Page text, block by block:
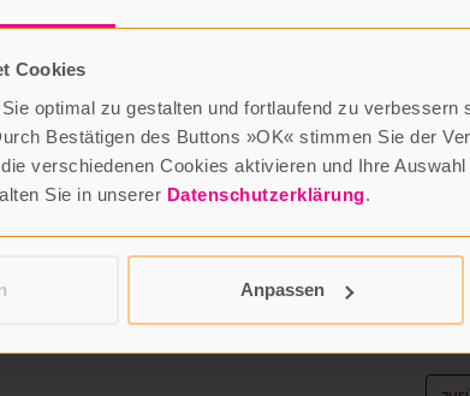
Cookies
optimal zu gestalten und fortlaufend zu verbessern
Bestätigen des Buttons »OK« stimmen Sie der
verschiedenen Cookies aktivieren und Ihre Auswahl
Sie in unserer Datenschutzerklärung.
Anpassen
verzichten, sondern auch darum, bewusst etwas
eine Zeit des Innehaltens und der Stille, in der
und Geist zur Ruhe kommen. Anselm Grün
Aschermittwoch bis Ostersonntag und hilft ihnen,
wieder in Kontakt mit sich selbst zu kommen. So
auf Ostern zuzugehen.